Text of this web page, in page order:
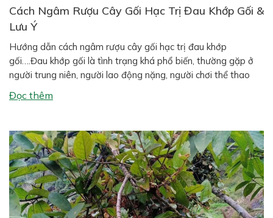
Cách Ngâm Rượu Cây Gối Hạc Trị Đau Khớp Gối &
Lưu Ý
Hướng dẫn cách ngâm rượu cây gối hạc trị đau khớp
gối….Đau khớp gối là tình trạng khá phổ biến, thường gặp ở
người trung niên, người lao động nặng, người chơi thể thao
phương pháp hiện đại, nhiều người vẫn tin dùng […]
Đọc thêm